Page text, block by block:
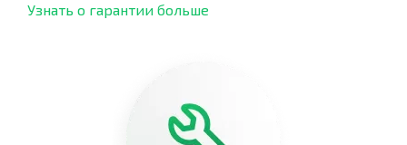
Узнать о гарантии больше